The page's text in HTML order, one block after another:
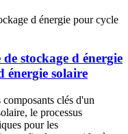
stockage d énergie
énergie solaire
clés d'un
le processus
pour les